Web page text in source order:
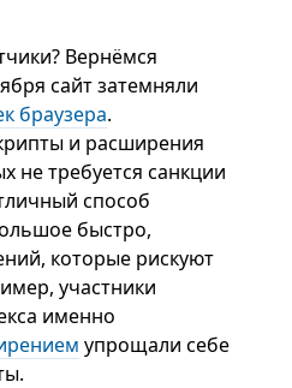
Вернёмся
сайт затемняли
браузера.
и расширения
не требуется санкции
способ
быстро,
которые рискуют
участники
именно
упрощали себе